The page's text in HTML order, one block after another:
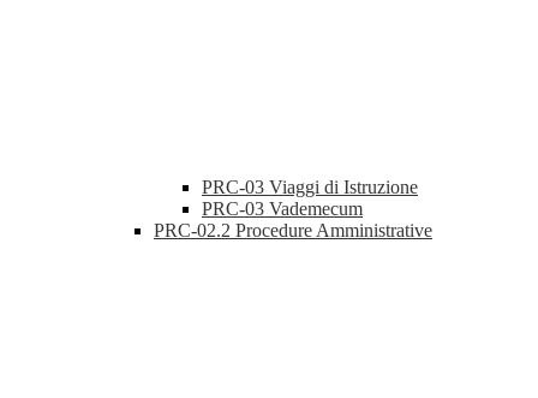
PRC-03 Viaggi di Istruzione
PRC-03 Vademecum
PRC-02.2 Procedure Amministrative